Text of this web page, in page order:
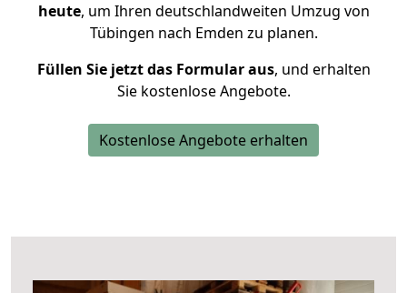
heute, um Ihren deutschlandweiten Umzug von
Tübingen nach Emden zu planen.
Füllen Sie jetzt das Formular aus, und erhalten
Sie kostenlose Angebote.
Kostenlose Angebote erhalten